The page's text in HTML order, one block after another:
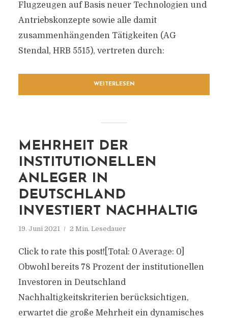
Flugzeugen auf Basis neuer Technologien und
Antriebskonzepte sowie alle damit
zusammenhängenden Tätigkeiten (AG
Stendal, HRB 5515), vertreten durch:
WEITERLESEN
MEHRHEIT DER
INSTITUTIONELLEN
ANLEGER IN
DEUTSCHLAND
INVESTIERT NACHHALTIG
19. Juni 2021 2 Min. Lesedauer
Click to rate this post![Total: 0 Average: 0]
Obwohl bereits 78 Prozent der institutionellen
Investoren in Deutschland
Nachhaltigkeitskriterien berücksichtigen,
erwartet die große Mehrheit ein dynamisches